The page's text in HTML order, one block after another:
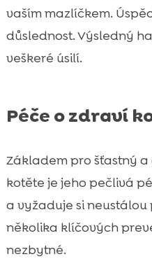
vaším mazlíčkem.
důslednost. Výsledný
veškeré úsilí.
Péče o zdraví
Základem pro šťastný
kotěte je jeho pečlivá
a vyžaduje si
několika klíčových
nezbytné.